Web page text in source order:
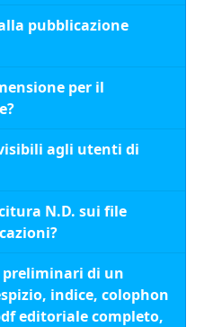
pubblicazione
per il
agli utenti di
N.D. sui file
preliminari di un
indice, colophon
editoriale completo,